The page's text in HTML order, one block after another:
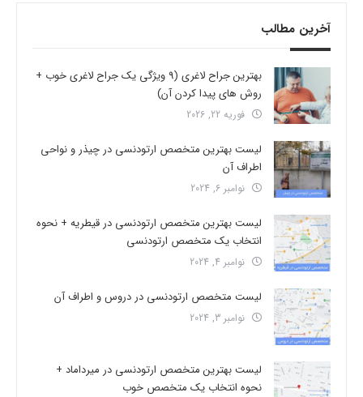
آخرین مطالب
بهترین جراح لاغری (9 ویژگی یک جراح لاغری خوب +
روش های پیدا کردن آن)
فوریه 22, 2026
لیست بهترین متخصص ارتودنسی در چیذر و نواحی
اطراف آن
نوامبر 6, 2024
لیست بهترین متخصص ارتودنسی در قیطریه + نحوه
انتخاب یک متخصص ارتودنسی
نوامبر 4, 2024
لیست متخصص ارتودنسی در دروس و اطراف آن
نوامبر 3, 2024
لیست بهترین متخصص ارتودنسی در میرداماد +
نحوه انتخاب یک متخصص خوب